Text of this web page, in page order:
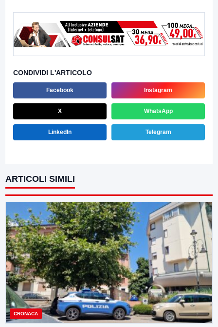
CONDIVIDI L'ARTICOLO
Facebook Instagram
X WhatsApp
LinkedIn Telegram
ARTICOLI SIMILI
CRONACA